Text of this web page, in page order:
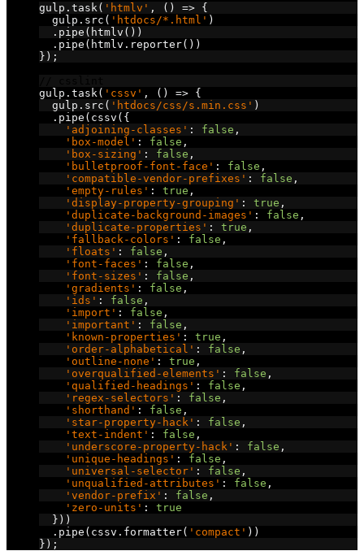
gulp . task ( 'htmlv' , () => {
  gulp
. src ( 'htdocs/*.html' )
. pipe ( htmlv ())
. pipe ( htmlv . reporter())
});
gulp . task ( 'cssv' , () => {
  gulp
. src ( 'htdocs/css/s.min.css' )
. pipe ( cssv ({
'adjoining-classes' : false ,
'box-model' : false ,
'box-sizing' : false ,
'bulletproof-font-face' : false ,
'compatible-vendor-prefixes' : false ,
'empty-rules' : true ,
'display-property-grouping' : true ,
'duplicate-background-images' : false ,
'duplicate-properties' : true ,
'fallback-colors' : false ,
'floats' : false ,
'font-faces' : false ,
'font-sizes' : false ,
'gradients' : false ,
'ids' : false ,
'import' : false ,
'important' : false ,
'known-properties' : true ,
'order-alphabetical' : false ,
'outline-none' : true ,
'overqualified-elements' : false ,
'qualified-headings' : false ,
'regex-selectors' : false ,
'shorthand' : false ,
'star-property-hack' : false ,
'text-indent' : false ,
'underscore-property-hack' : false ,
'unique-headings' : false ,
'universal-selector' : false ,
'unqualified-attributes' : false ,
'vendor-prefix' : false ,
'zero-units' :
true
}))
. pipe ( cssv . formatter( 'compact' ))
});